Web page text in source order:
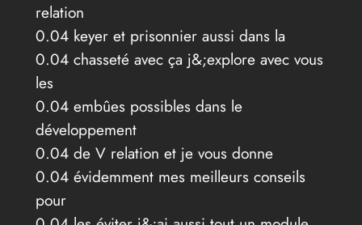
relation
0.04 keyer et prisonnier aussi dans la
0.04 chasseté avec ça j&;explore avec vous
les
0.04 embûes possibles dans le
développement
0.04 de V relation et je vous donne
0.04 évidemment mes meilleurs conseils
pour